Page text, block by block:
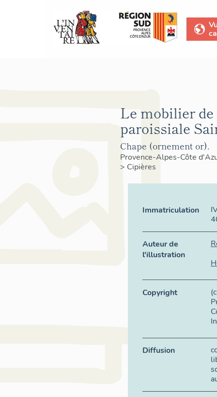
Le mobilier
paroissiale
Chape (ornement or).
Provence-Alpes-Côte
> Cipières
Immatriculation
Auteur de
l'illustration
Copyright
Diffusion